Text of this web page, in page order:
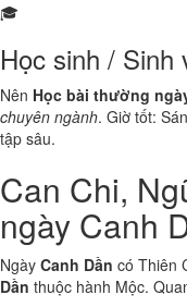
🎓
Học sinh / Sinh
Nên Học bài thường
chuyên ngành. Giờ tốt:
tập sâu.
Can Chi,
ngày Canh
Ngày Canh Dần có Thiên
Dần thuộc hành Mộc.